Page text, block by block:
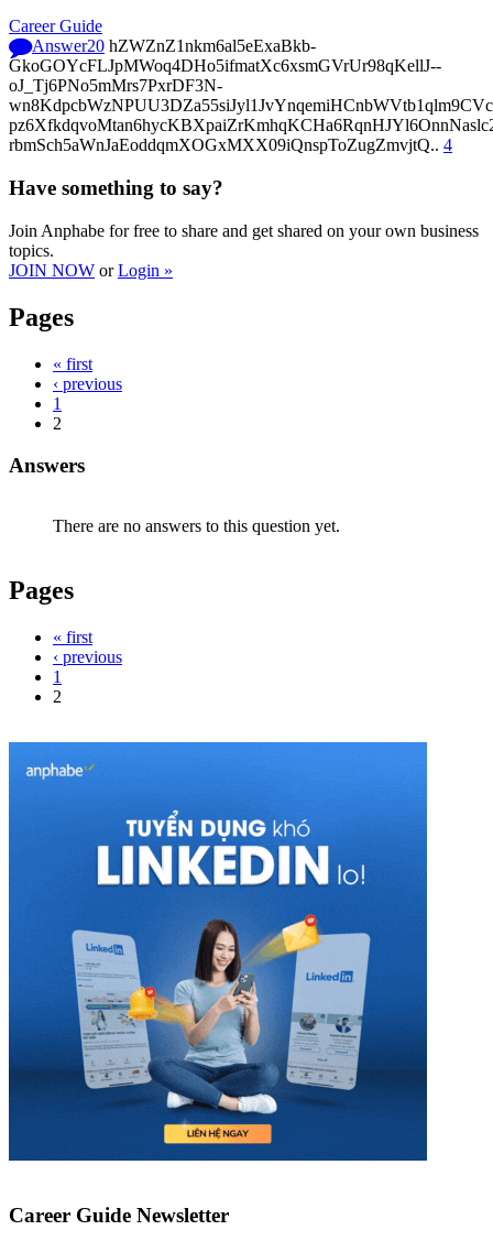
Career Guide
Answer20 hZWZnZ1nkm6al5eExaBkb-
GkoGOYcFLJpMWoq4DHo5ifmatXc6xsmGVrUr98qKellJ--
oJ_Tj6PNo5mMrs7PxrDF3N-
rbmSch5aWnJaEoddqmXOGxMXX09iQnspToZugZmvjtQ.. 4
Have something to say?
Join Anphabe for free to share and get shared on your own business
topics.
JOIN NOW orLogin »
Pages
« first
‹ previous
1
2
Answers
There are no answers to this question yet.
Pages
« first
‹ previous
1
2
Career Guide Newsletter